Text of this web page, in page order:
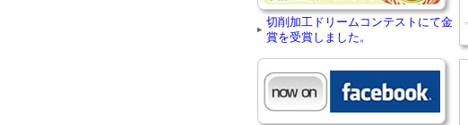
切削加工ドリームコンテストにて金
賞を受賞しました。